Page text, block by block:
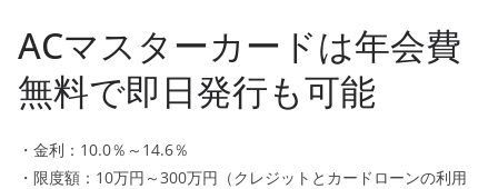
ACマスターカードは年会費
無料で即日発行も可能
・金利：10.0％～14.6％
・限度額：10万円～300万円（クレジットとカードローンの利用